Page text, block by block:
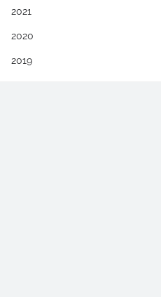
2021
2020
2019